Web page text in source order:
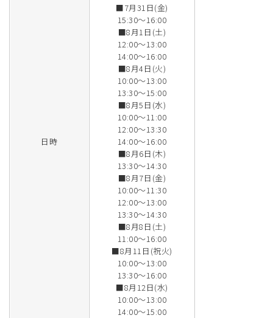
日時
■7月31日(金)
15:30～16:00
■8月1日(土)
12:00～13:00
14:00～16:00
■8月4日(火)
10:00～13:00
13:30～15:00
■8月5日(水)
10:00～11:00
12:00～13:30
14:00～16:00
■8月6日(木)
13:30～14:30
■8月7日(金)
10:00～11:30
12:00～13:00
13:30～14:30
■8月8日(土)
11:00～16:00
■8月11日(祝火)
10:00～13:00
13:30～16:00
■8月12日(水)
10:00～13:00
14:00～15:00